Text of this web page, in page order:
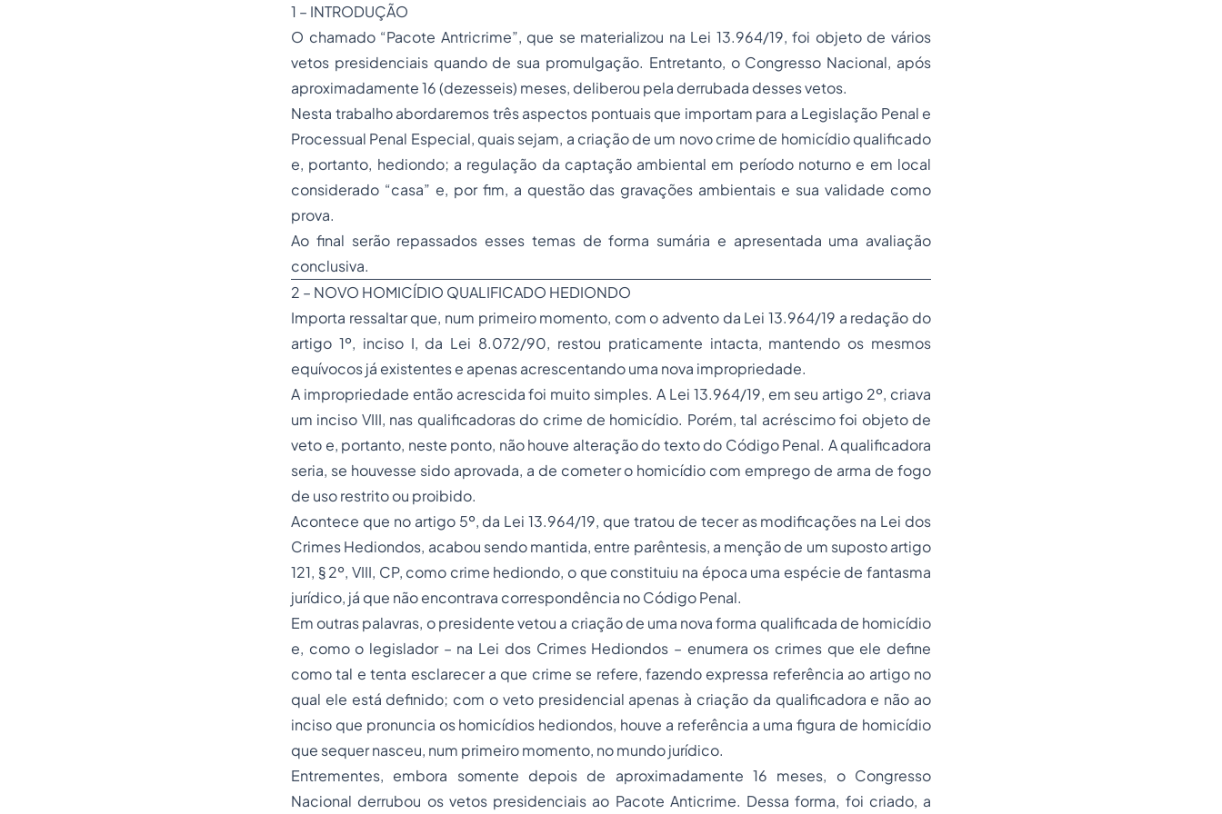
1 – INTRODUÇÃO
O chamado “Pacote Antricrime”, que se materializou na Lei 13.964/19, foi objeto de vários
vetos presidenciais quando de sua promulgação. Entretanto, o Congresso Nacional, após
aproximadamente 16 (dezesseis) meses, deliberou pela derrubada desses vetos.
Nesta trabalho abordaremos três aspectos pontuais que importam para a Legislação Penal e
Processual Penal Especial, quais sejam, a criação de um novo crime de homicídio qualificado
e, portanto, hediondo; a regulação da captação ambiental em período noturno e em local
considerado “casa” e, por fim, a questão das gravações ambientais e sua validade como
prova.
Ao final serão repassados esses temas de forma sumária e apresentada uma avaliação
conclusiva.
2 – NOVO HOMICÍDIO QUALIFICADO HEDIONDO
Importa ressaltar que, num primeiro momento, com o advento da Lei 13.964/19 a redação do
artigo 1º, inciso I, da Lei 8.072/90, restou praticamente intacta, mantendo os mesmos
equívocos já existentes e apenas acrescentando uma nova impropriedade.
A impropriedade então acrescida foi muito simples. A Lei 13.964/19, em seu artigo 2º, criava
um inciso VIII, nas qualificadoras do crime de homicídio. Porém, tal acréscimo foi objeto de
veto e, portanto, neste ponto, não houve alteração do texto do Código Penal. A qualificadora
seria, se houvesse sido aprovada, a de cometer o homicídio com emprego de arma de fogo
de uso restrito ou proibido.
Acontece que no artigo 5º, da Lei 13.964/19, que tratou de tecer as modificações na Lei dos
Crimes Hediondos, acabou sendo mantida, entre parêntesis, a menção de um suposto artigo
121, § 2º, VIII, CP, como crime hediondo, o que constituiu na época uma espécie de fantasma
jurídico, já que não encontrava correspondência no Código Penal.
Em outras palavras, o presidente vetou a criação de uma nova forma qualificada de homicídio
e, como o legislador – na Lei dos Crimes Hediondos – enumera os crimes que ele define
como tal e tenta esclarecer a que crime se refere, fazendo expressa referência ao artigo no
qual ele está definido; com o veto presidencial apenas à criação da qualificadora e não ao
inciso que pronuncia os homicídios hediondos, houve a referência a uma figura de homicídio
que sequer nasceu, num primeiro momento, no mundo jurídico.
Entrementes, embora somente depois de aproximadamente 16 meses, o Congresso
Nacional derrubou os vetos presidenciais ao Pacote Anticrime. Dessa forma, foi criado, a